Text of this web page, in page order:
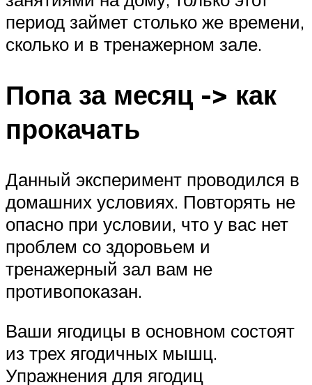
период займет столько же времени,
сколько и в тренажерном зале.
Попа за месяц -> как
прокачать
Данный эксперимент проводился в
домашних условиях. Повторять не
опасно при условии, что у вас нет
проблем со здоровьем и
тренажерный зал вам не
противопоказан.
Ваши ягодицы в основном состоят
из трех ягодичных мышц.
Упражнения для ягодиц